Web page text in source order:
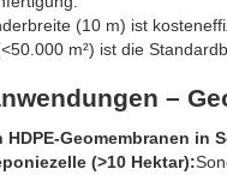
(10 m) ist
m²) ist die
–
HDPE-Geomembranen in
(>10 Hektar):